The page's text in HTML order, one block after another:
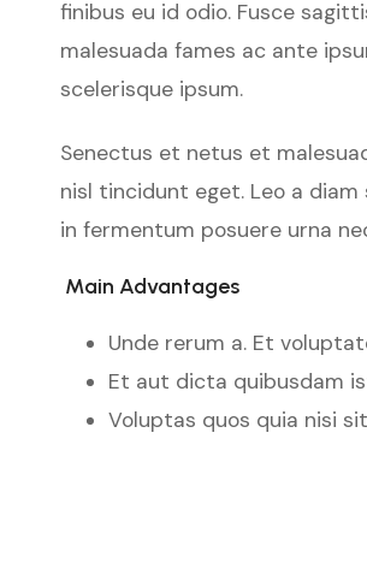
finibus eu id odio. Fusce
malesuada fames ac ante
scelerisque ipsum.
Senectus et netus et
nisl tincidunt eget. Leo a
in fermentum posuere urna
Main Advantages
Unde rerum a. Et
Et aut dicta quibusdam
Voluptas quos quia nisi